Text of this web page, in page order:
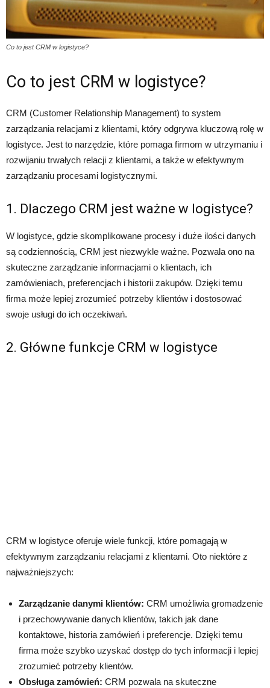
Co to jest CRM w logistyce?
Co to jest CRM w logistyce?
CRM (Customer Relationship Management) to system
zarządzania relacjami z klientami, który odgrywa kluczową rolę w
logistyce. Jest to narzędzie, które pomaga firmom w utrzymaniu i
rozwijaniu trwałych relacji z klientami, a także w efektywnym
zarządzaniu procesami logistycznymi.
1. Dlaczego CRM jest ważne w logistyce?
W logistyce, gdzie skomplikowane procesy i duże ilości danych
są codziennością, CRM jest niezwykle ważne. Pozwala ono na
skuteczne zarządzanie informacjami o klientach, ich
zamówieniach, preferencjach i historii zakupów. Dzięki temu
firma może lepiej zrozumieć potrzeby klientów i dostosować
swoje usługi do ich oczekiwań.
2. Główne funkcje CRM w logistyce
CRM w logistyce oferuje wiele funkcji, które pomagają w
efektywnym zarządzaniu relacjami z klientami. Oto niektóre z
najważniejszych:
Zarządzanie danymi klientów: CRM umożliwia gromadzenie
i przechowywanie danych klientów, takich jak dane
kontaktowe, historia zamówień i preferencje. Dzięki temu
firma może szybko uzyskać dostęp do tych informacji i lepiej
zrozumieć potrzeby klientów.
Obsługa zamówień: CRM pozwala na skuteczne